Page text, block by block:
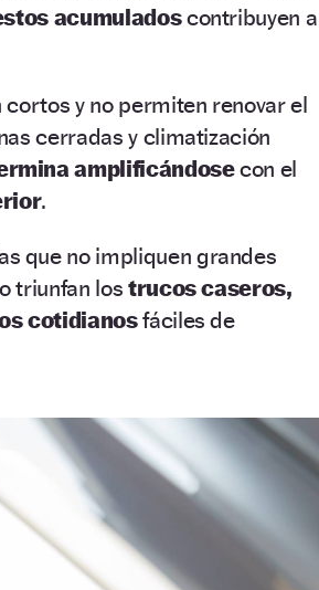
acumuladoscontribuyen a
y no permiten renovar el
cerradas y climatización
amplificándosecon el
.
que no impliquen grandes
triunfan los trucos caseros,
cotidianosfáciles de